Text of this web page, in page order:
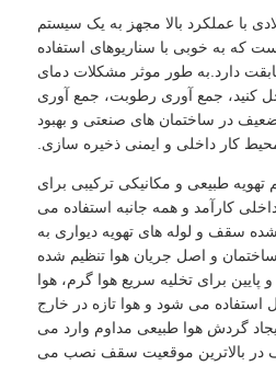
با عملکرد بالا مجهز به یک سیستم
که به خوبی با سناریوهای استفاده
دارد.به طور موثر مشکلات دمای
کنید، جمع آوری رطوبت، جمع آوری
در ساختمان های صنعتی و بهبود
کار داخلی و ایمنی ذخیره سازی.
طبیعی و مکانیکی ترکیبی برای
کارآمد و همه جانبه استفاده می
شده سقف و لوله های تهویه دیواری به
و اصل جریان هوا تنظیم شده
پایین برای تخلیه سریع هوا گرم، هوا
می شود و هوا تازه در خارج
گردش هوا طبیعی مداوم وارد می
در بالاترین موقعیت سقف نصب می